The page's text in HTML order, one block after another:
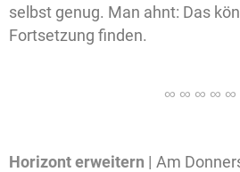
selbst genug. Man ahnt: Das
Fortsetzung finden.
Horizont erweitern | Am